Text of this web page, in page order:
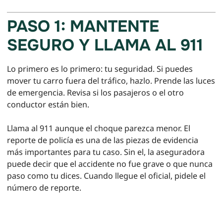
PASO 1: MANTENTE
SEGURO Y LLAMA AL 911
Lo primero es lo primero: tu seguridad. Si puedes
mover tu carro fuera del tráfico, hazlo. Prende las luces
de emergencia. Revisa si los pasajeros o el otro
conductor están bien.
Llama al 911 aunque el choque parezca menor. El
reporte de policía es una de las piezas de evidencia
más importantes para tu caso. Sin el, la aseguradora
puede decir que el accidente no fue grave o que nunca
paso como tu dices. Cuando llegue el oficial, pidele el
número de reporte.